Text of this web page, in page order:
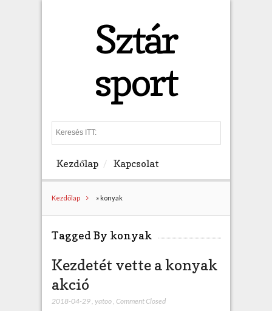
Sztár
sport
e
h
Kezdőlap Kapcsolat
Kezdőlap » konyak
Tagged By konyak
Kezdetét vette a konyak
akció
2018-04-29, yatoo, Comment Closed